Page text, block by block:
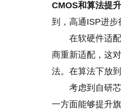
CMOS和算法提
到，高通ISP进步
在软硬件适
商重新适配，这
法。在算法下放
考虑到自研
一方面能够提升